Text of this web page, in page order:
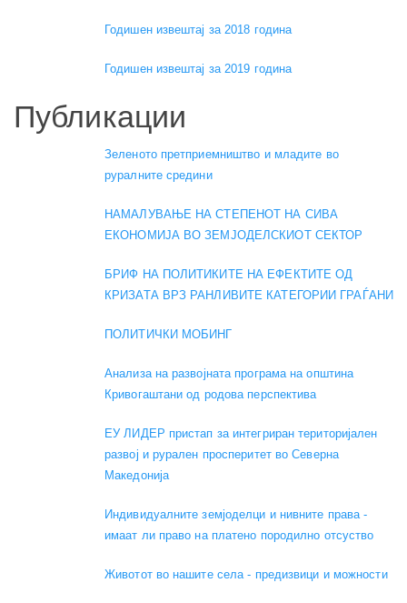
Годишен извештај за 2018 година
Годишен извештај за 2019 година
Публикации
Зеленото претприемништво и младите во
руралните средини
НАМАЛУВАЊЕ НА СТЕПЕНОТ НА СИВА
ЕКОНОМИЈА ВО ЗЕМЈОДЕЛСКИОТ СЕКТОР
БРИФ НА ПОЛИТИКИТЕ НА ЕФЕКТИТЕ ОД
КРИЗАТА ВРЗ РАНЛИВИТЕ КАТЕГОРИИ ГРАЃАНИ
ПОЛИТИЧКИ МОБИНГ
Анализа на развојната програма на општина
Кривогаштани од родова перспектива
ЕУ ЛИДЕР пристап за интегриран територијален
развој и рурален просперитет во Северна
Македонија
Индивидуалните земјоделци и нивните права -
имаат ли право на платено породилно отсуство
Животот во нашите села - предизвици и можности